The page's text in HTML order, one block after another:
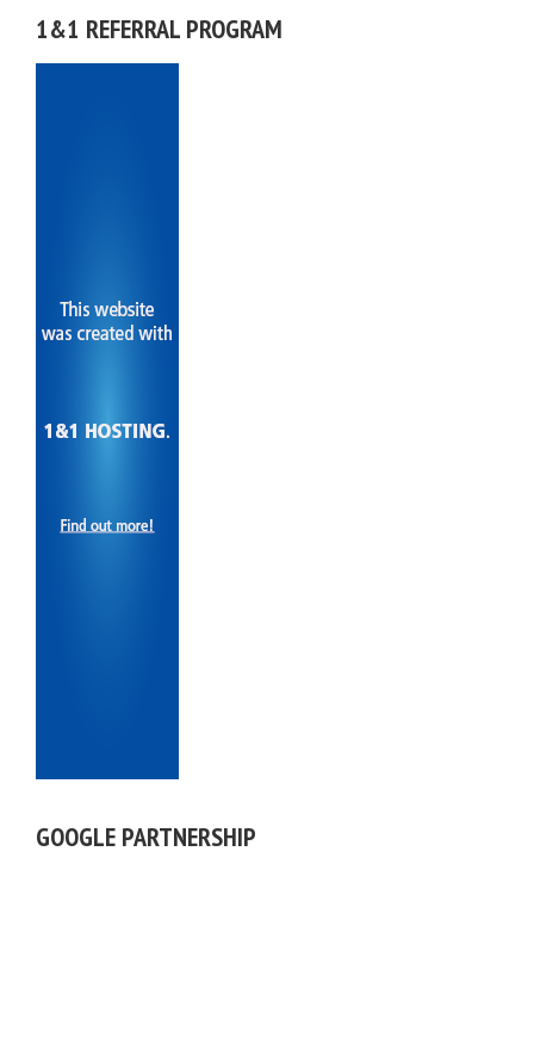
1&1 REFERRAL PROGRAM
GOOGLE PARTNERSHIP